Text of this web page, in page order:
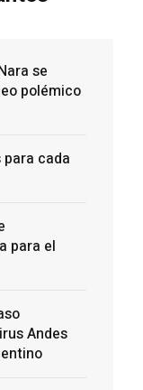
se
polémico
cada
para el
Andes